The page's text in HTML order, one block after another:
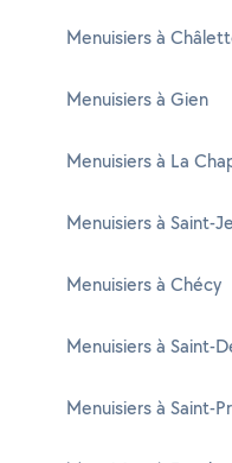
Menuisiers à
Menuisiers à Gien
Menuisiers à La
Menuisiers à Saint-
Menuisiers à Chécy
Menuisiers à Saint-
Menuisiers à Saint-